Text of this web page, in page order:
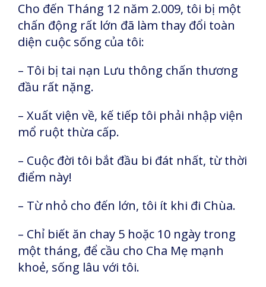
Cho đến Tháng 12 năm 2.009, tôi bị một
chấn động rất lớn đã làm thay đổi toàn
diện cuộc sống của tôi:
– Tôi bị tai nạn Lưu thông chấn thương
đầu rất nặng.
– Xuất viện về, kế tiếp tôi phải nhập viện
mổ ruột thừa cấp.
– Cuộc đời tôi bắt đầu bi đát nhất, từ thời
điểm này!
– Từ nhỏ cho đến lớn, tôi ít khi đi Chùa.
– Chỉ biết ăn chay 5 hoặc 10 ngày trong
một tháng, để cầu cho Cha Mẹ mạnh
khoẻ, sống lâu với tôi.